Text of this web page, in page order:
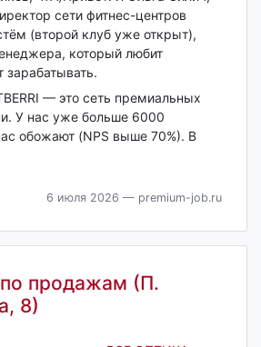
сети фитнес-центров
(второй клуб уже открыт),
который любит
зарабатывать.
— это сеть премиальных
У нас уже больше 6000
обожают (NPS выше 70%). В
6 июля 2026 — premium-job.ru
продажам (П.
8)